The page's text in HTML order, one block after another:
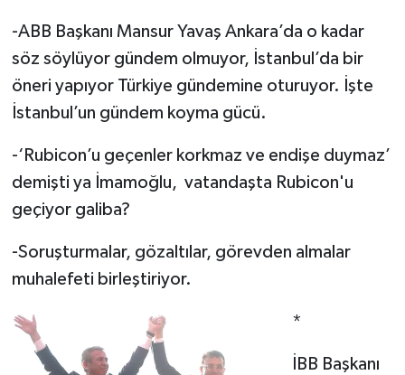
-ABB Başkanı Mansur Yavaş Ankara’da o kadar
söz söylüyor gündem olmuyor, İstanbul’da bir
öneri yapıyor Türkiye gündemine oturuyor. İşte
İstanbul’un gündem koyma gücü.
-‘Rubicon’u geçenler korkmaz ve endişe duymaz’
demişti ya İmamoğlu, vatandaşta Rubicon'u
geçiyor galiba?
-Soruşturmalar, gözaltılar, görevden almalar
muhalefeti birleştiriyor.
*
İBB Başkanı